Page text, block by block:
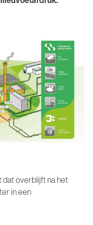
dat overblijft na het
in een